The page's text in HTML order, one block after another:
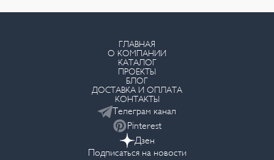
ГЛАВНАЯ
О КОМПАНИИ
КАТАЛОГ
ПРОЕКТЫ
БЛОГ
ДОСТАВКА И ОПЛАТА
КОНТАКТЫ
Телеграм канал
Pinterest
Дзен
Подписаться на новости